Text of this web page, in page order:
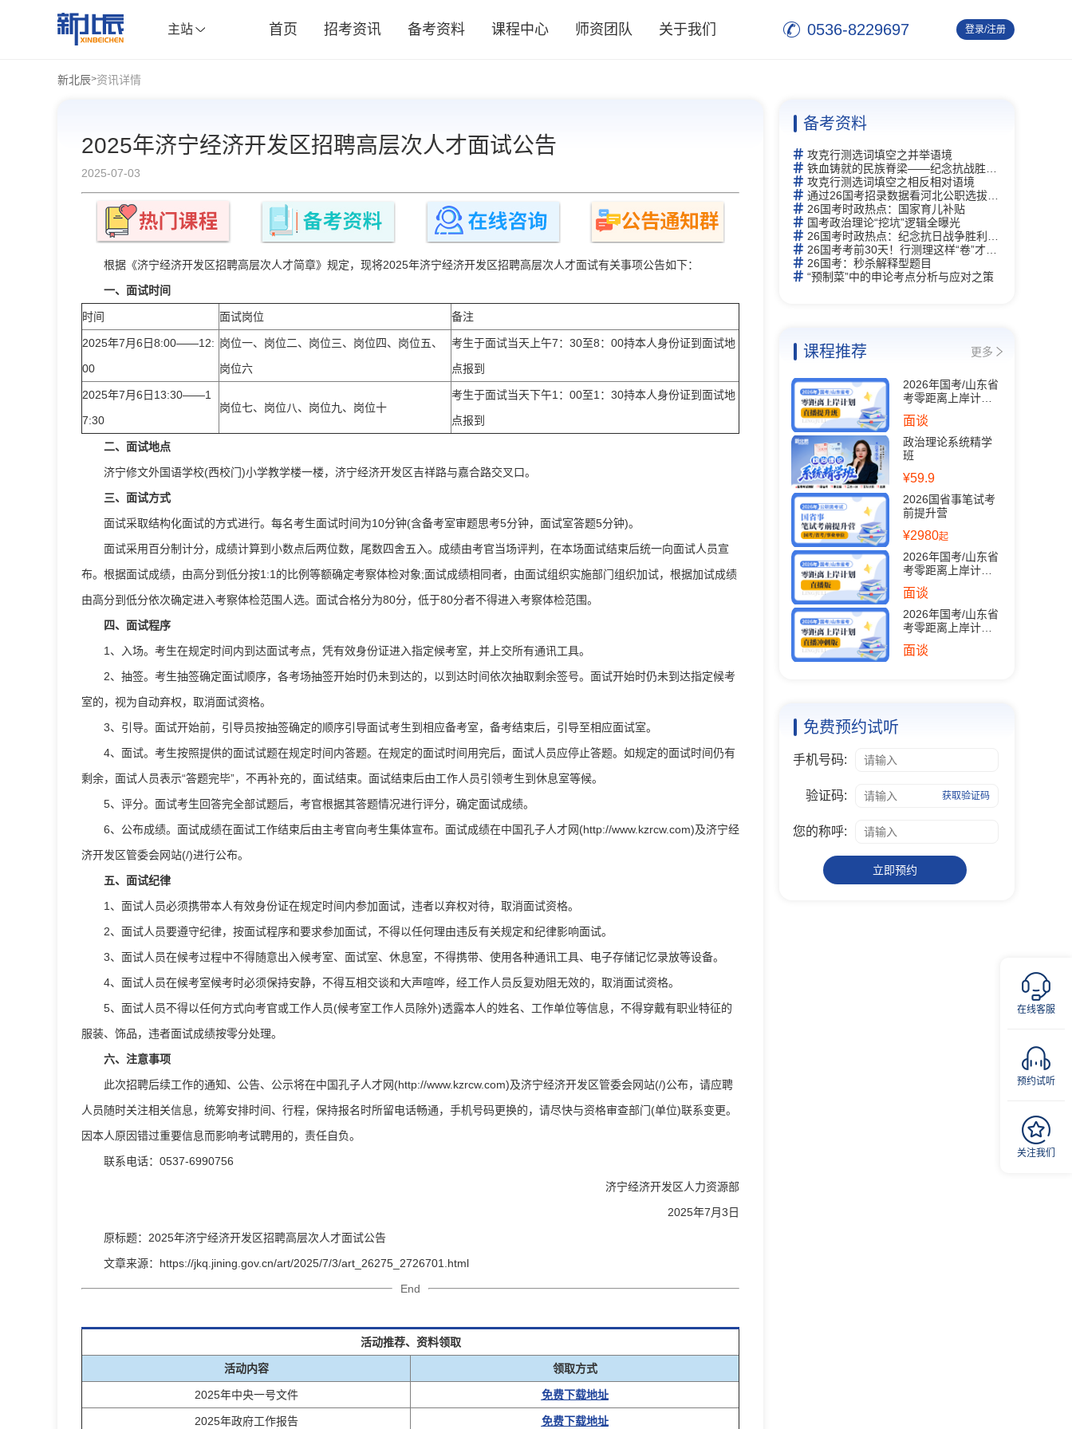
主站 首页 招考资讯 备考资料 课程中心 师资团队 关于我们 0536-8229697
登录/注册
登录/注册
手机号:
登录
新北辰>资讯详情
2025年济宁经济开发区招聘高层次人才面试公告
2025-07-03
根据《济宁经济开发区招聘高层次人才简章》规定，现将2025年济宁经济开发区招聘高层次人才面试有关事项公告如下：
一、面试时间
时间 面试岗位 备注
2025年7月6日8:00——12:
00
岗位一、岗位二、岗位三、岗位四、岗位五、
岗位六
考生于面试当天上午7：30至8：00持本人身份证到面试地
点报到
2025年7月6日13:30——1
7:30
岗位七、岗位八、岗位九、岗位十
考生于面试当天下午1：00至1：30持本人身份证到面试地
点报到
二、面试地点
济宁修文外国语学校(西校门)小学教学楼一楼，济宁经济开发区吉祥路与嘉合路交叉口。
三、面试方式
面试采取结构化面试的方式进行。每名考生面试时间为10分钟(含备考室审题思考5分钟，面试室答题5分钟)。
面试采用百分制计分，成绩计算到小数点后两位数，尾数四舍五入。成绩由考官当场评判，在本场面试结束后统一向面试人员宣
布。根据面试成绩，由高分到低分按1:1的比例等额确定考察体检对象;面试成绩相同者，由面试组织实施部门组织加试，根据加试成绩
由高分到低分依次确定进入考察体检范围人选。面试合格分为80分，低于80分者不得进入考察体检范围。
四、面试程序
1、入场。考生在规定时间内到达面试考点，凭有效身份证进入指定候考室，并上交所有通讯工具。
2、抽签。考生抽签确定面试顺序，各考场抽签开始时仍未到达的，以到达时间依次抽取剩余签号。面试开始时仍未到达指定候考
室的，视为自动弃权，取消面试资格。
3、引导。面试开始前，引导员按抽签确定的顺序引导面试考生到相应备考室，备考结束后，引导至相应面试室。
4、面试。考生按照提供的面试试题在规定时间内答题。在规定的面试时间用完后，面试人员应停止答题。如规定的面试时间仍有
剩余，面试人员表示“答题完毕”，不再补充的，面试结束。面试结束后由工作人员引领考生到休息室等候。
5、评分。面试考生回答完全部试题后，考官根据其答题情况进行评分，确定面试成绩。
6、公布成绩。面试成绩在面试工作结束后由主考官向考生集体宣布。面试成绩在中国孔子人才网(http://www.kzrcw.com)及济宁经
济开发区管委会网站(/)进行公布。
五、面试纪律
1、面试人员必须携带本人有效身份证在规定时间内参加面试，违者以弃权对待，取消面试资格。
2、面试人员要遵守纪律，按面试程序和要求参加面试，不得以任何理由违反有关规定和纪律影响面试。
3、面试人员在候考过程中不得随意出入候考室、面试室、休息室，不得携带、使用各种通讯工具、电子存储记忆录放等设备。
4、面试人员在候考室候考时必须保持安静，不得互相交谈和大声喧哗，经工作人员反复劝阻无效的，取消面试资格。
5、面试人员不得以任何方式向考官或工作人员(候考室工作人员除外)透露本人的姓名、工作单位等信息，不得穿戴有职业特征的
服装、饰品，违者面试成绩按零分处理。
六、注意事项
此次招聘后续工作的通知、公告、公示将在中国孔子人才网(http://www.kzrcw.com)及济宁经济开发区管委会网站(/)公布，请应聘
人员随时关注相关信息，统筹安排时间、行程，保持报名时所留电话畅通，手机号码更换的，请尽快与资格审查部门(单位)联系变更。
因本人原因错过重要信息而影响考试聘用的，责任自负。
联系电话：0537-6990756
济宁经济开发区人力资源部
2025年7月3日
原标题：2025年济宁经济开发区招聘高层次人才面试公告
文章来源：https://jkq.jining.gov.cn/art/2025/7/3/art_26275_2726701.html
End
活动推荐、资料领取
活动内容 领取方式
2025年中央一号文件 免费下载地址
2025年政府工作报告 免费下载地址
备考资料
攻克行测选词填空之并举语境
铁血铸就的民族脊梁——纪念抗战胜利80周年
攻克行测选词填空之相反相对语境
通过26国考招录数据看河北公职选拔新逻辑
26国考时政热点：国家育儿补贴
国考政治理论“挖坑”逻辑全曝光
26国考时政热点：纪念抗日战争胜利80周年
26国考考前30天！行测理这样“卷”才能赢
26国考：秒杀解释型题目
“预制菜”中的申论考点分析与应对之策
课程推荐 更多
2026年国考/山东省
考零距离上岸计划
（直播提升班）
面谈
政治理论系统精学
班
¥59.9
2026国省事笔试考
前提升营
¥2980起
2026年国考/山东省
考零距离上岸计划
（直播版）
面谈
2026年国考/山东省
考零距离上岸计划
（直播冲刺版）
面谈
免费预约试听
手机号码:
验证码: 获取验证码
您的称呼:
立即预约
资料下载
在线客服
预约试听
关注我们